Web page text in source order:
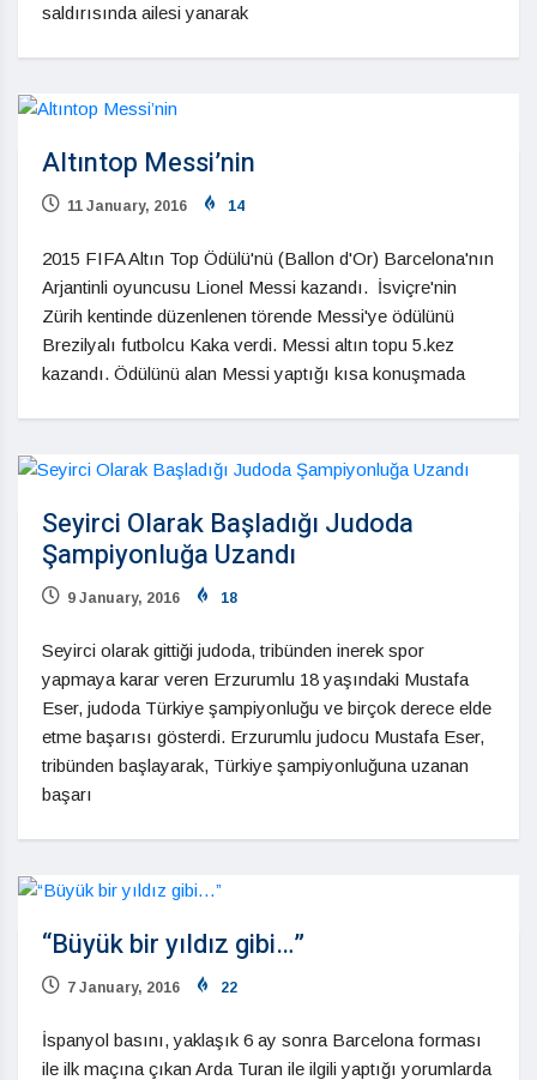
saldırısında ailesi yanarak
Altıntop Messi’nin
11 January, 2016 14
2015 FIFA Altın Top Ödülü'nü (Ballon d'Or) Barcelona'nın
Arjantinli oyuncusu Lionel Messi kazandı. İsviçre'nin
Zürih kentinde düzenlenen törende Messi'ye ödülünü
Brezilyalı futbolcu Kaka verdi. Messi altın topu 5.kez
kazandı. Ödülünü alan Messi yaptığı kısa konuşmada
Seyirci Olarak Başladığı Judoda
Şampiyonluğa Uzandı
9 January, 2016 18
Seyirci olarak gittiği judoda, tribünden inerek spor
yapmaya karar veren Erzurumlu 18 yaşındaki Mustafa
Eser, judoda Türkiye şampiyonluğu ve birçok derece elde
etme başarısı gösterdi. Erzurumlu judocu Mustafa Eser,
tribünden başlayarak, Türkiye şampiyonluğuna uzanan
başarı
“Büyük bir yıldız gibi…”
7 January, 2016 22
İspanyol basını, yaklaşık 6 ay sonra Barcelona forması
ile ilk maçına çıkan Arda Turan ile ilgili yaptığı yorumlarda